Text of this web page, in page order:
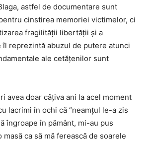
astfel de documentare sunt
cinstirea memoriei victimelor, ci
fragilității libertății și a
reprezintă abuzul de putere atunci
ale cetățenilor sunt
avea doar câțiva ani la acel moment
lacrimi în ochi că “neamțul le-a zis
îngroape în pământ, mi-au pus
ca să mă ferească de soarele